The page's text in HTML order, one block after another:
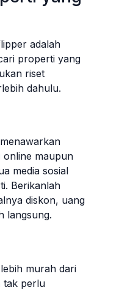
adalah
properti yang
riset
dahulu.
online maupun
media sosial
Berikanlah
diskon, uang
langsung.
murah dari
tak perlu